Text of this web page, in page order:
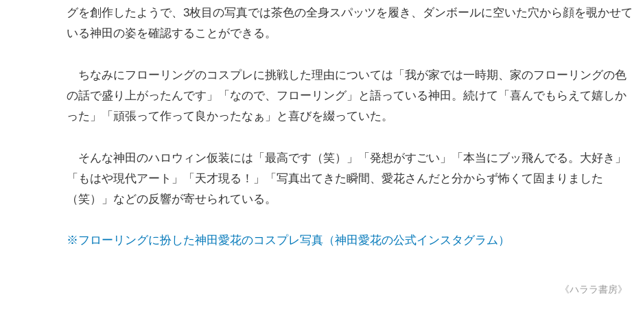
グを創作したようで、3枚目の写真では茶色の全身スパッツを履き、ダンボールに空いた穴から顔を覗かせて
いる神田の姿を確認することができる。
ちなみにフローリングのコスプレに挑戦した理由については「我が家では一時期、家のフローリングの色
の話で盛り上がったんです」「なので、フローリング」と語っている神田。続けて「喜んでもらえて嬉しか
った」「頑張って作って良かったなぁ」と喜びを綴っていた。
そんな神田のハロウィン仮装には「最高です（笑）」「発想がすごい」「本当にブッ飛んでる。大好き」
「もはや現代アート」「天才現る！」「写真出てきた瞬間、愛花さんだと分からず怖くて固まりました
（笑）」などの反響が寄せられている。
※フローリングに扮した神田愛花のコスプレ写真（神田愛花の公式インスタグラム）
《ハララ書房》